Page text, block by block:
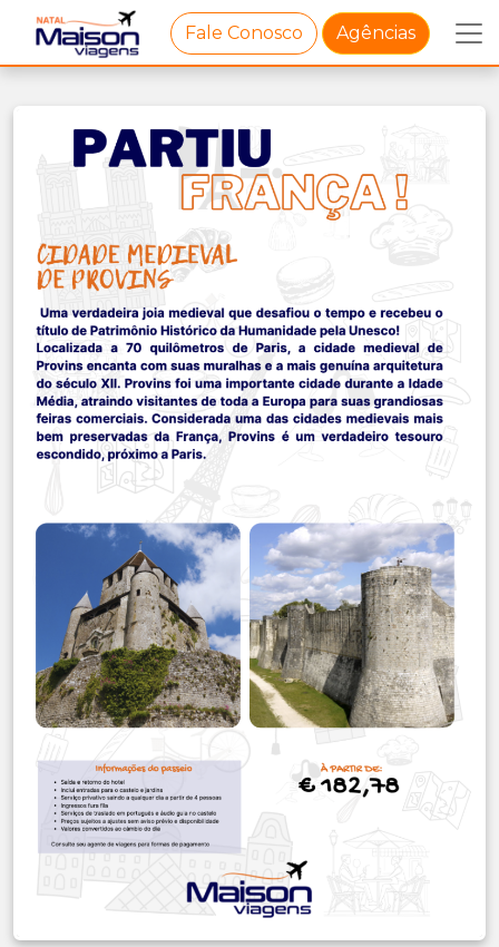
Fale Conosco Agências